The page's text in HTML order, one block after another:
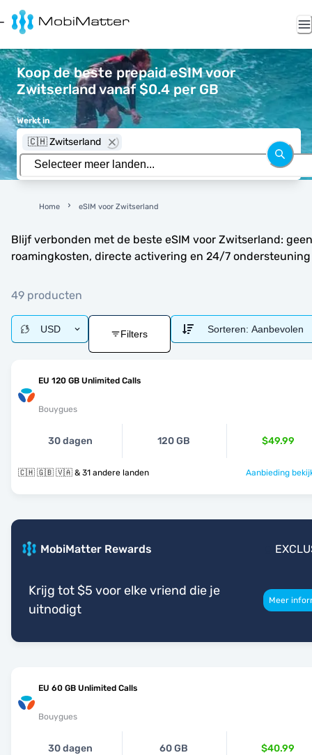
Koop de beste prepaid eSIM voor
Zwitserland vanaf $0.4 per GB
Werkt in
🇨🇭 Zwitserland
Home eSIM voor Zwitserland
Blijf verbonden met de beste eSIM voor Zwitserland: geen
roamingkosten, directe activering en 24/7 ondersteuning
49 producten
USD Filters Sorteren: Aanbevolen
EU 120 GB Unlimited Calls
Bouygues
30 dagen 120 GB $49.99
🇨🇭 🇬🇧 🇻🇦 & 31 andere landen Aanbieding
MobiMatter Rewards
Krijg tot $5 voor elke vriend die je
uitnodigt
Meer
EU 60 GB Unlimited Calls
Bouygues
30 dagen 60 GB $40.99